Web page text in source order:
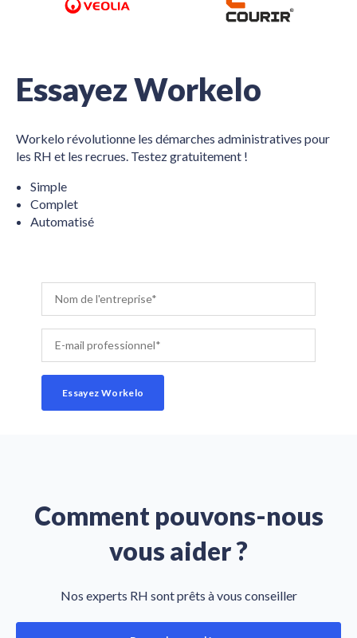
Essayez Workelo
Workelo révolutionne les démarches administratives pour
les RH et les recrues. Testez gratuitement !
Simple
Complet
Automatisé
Comment pouvons-nous
vous aider ?
Nos experts RH sont prêts à vous conseiller